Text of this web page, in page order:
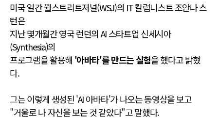
미국 일간 월스트리트저널(WSJ)의 IT 칼럼니스트 조안나 스
턴은
지난 몇개월간 영국 런던의 AI 스타트업 신세시아
(Synthesia)의
프로그램을 활용해 '아바타'를 만드는 실험을 했다고 밝혔
다.
그는 이렇게 생성된 'AI 아바타'가 나오는 동영상을 보고
"거울로 나 자신을 보는 것 같았다"고 말했다.